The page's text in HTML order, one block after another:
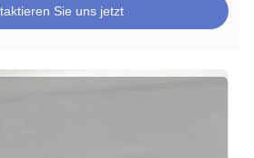
Sie uns jetzt